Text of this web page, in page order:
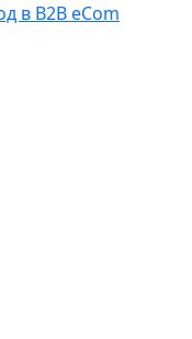
в B2B eCom